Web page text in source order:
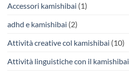
Accessori kamishibai (1)
adhd e kamishibai (2)
Attività creative col kamishibai (10)
Attività linguistiche con il kamishibai